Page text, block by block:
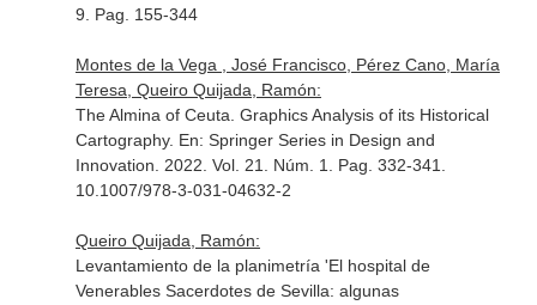
9. Pag. 155-344
Montes de la Vega , José Francisco, Pérez Cano, María
Teresa, Queiro Quijada, Ramón:
The Almina of Ceuta. Graphics Analysis of its Historical
Cartography. En: Springer Series in Design and
Innovation . 2022. Vol. 21. Núm. 1. Pag. 332-341.
10.1007/978-3-031-04632-2
Queiro Quijada, Ramón:
Levantamiento de la planimetría 'El hospital de
Venerables Sacerdotes de Sevilla: algunas